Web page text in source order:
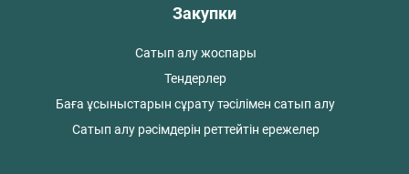
Закупки
Сатып алу жоспары
Тендерлер
Баға ұсыныстарын сұрату тәсілімен сатып алу
Сатып алу рәсімдерін реттейтін ережелер